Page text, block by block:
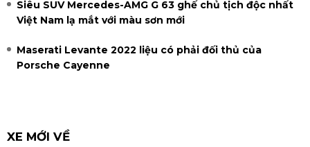
Siêu SUV Mercedes-AMG G 63 ghế chủ tịch độc nhất
Việt Nam lạ mắt với màu sơn mới
Maserati Levante 2022 liệu có phải đối thủ của
Porsche Cayenne
XE MỚI VỀ